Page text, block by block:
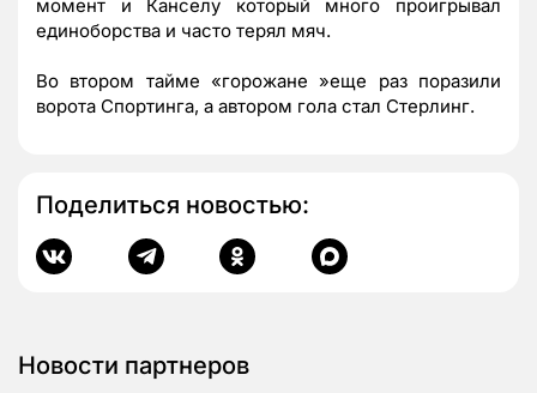
момент и Канселу который много проигрывал
единоборства и часто терял мяч.
Во втором тайме «горожане »еще раз поразили
ворота Спортинга, а автором гола стал Стерлинг.
Поделиться новостью:
Новости партнеров